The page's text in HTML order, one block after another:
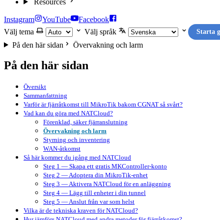
Instagram YouTube
Facebook
Välj tema
Välj språk Starta
På den här sidan Övervakning och larm
På den här sidan
Översikt
Sammanfattning
Varför är fjärråtkomst till MikroTik bakom CGNAT så svårt?
Vad kan du göra med NATCloud?
Förenklad, säker fjärranslutning
Övervakning och larm
Styrning och inventering
WAN-åtkomst
Så här kommer du igång med NATCloud
Steg 1 — Skapa ett gratis MKController-konto
Steg 2 — Adoptera din MikroTik-enhet
Steg 3 — Aktivera NATCloud för en anläggning
Steg 4 — Lägg till enheter i din tunnel
Steg 5 — Anslut från var som helst
Vilka är de tekniska kraven för NATCloud?